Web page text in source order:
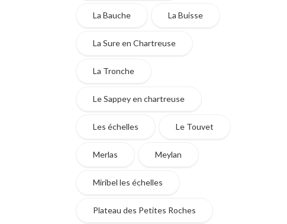
La Bauche La Buisse
La Sure en Chartreuse
La Tronche
Le Sappey en chartreuse
Les échelles Le Touvet
Merlas Meylan
Miribel les échelles
Plateau des Petites Roches